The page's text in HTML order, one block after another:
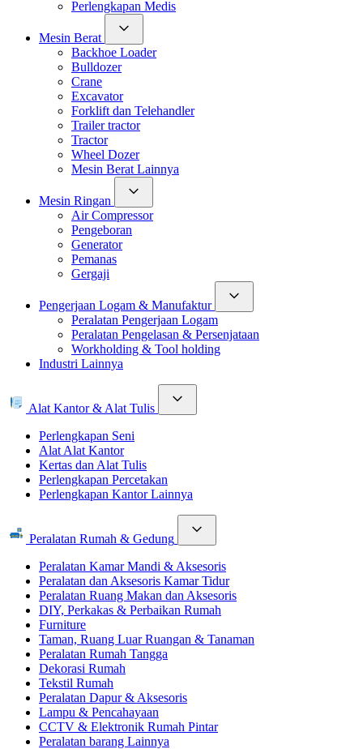
Perlengkapan Medis
Mesin Berat
Backhoe Loader
Bulldozer
Crane
Excavator
Forklift dan Telehandler
Trailer tractor
Tractor
Wheel Dozer
Mesin Berat Lainnya
Mesin Ringan
Air Compressor
Pengeboran
Generator
Pemanas
Gergaji
Pengerjaan Logam & Manufaktur
Peralatan Pengerjaan Logam
Peralatan Pengelasan & Persenjataan
Workholding & Tool holding
Industri Lainnya
Alat Kantor & Alat Tulis
Perlengkapan Seni
Alat Alat Kantor
Kertas dan Alat Tulis
Perlengkapan Percetakan
Perlengkapan Kantor Lainnya
Peralatan Rumah & Gedung
Peralatan Kamar Mandi & Aksesoris
Peralatan dan Aksesoris Kamar Tidur
Peralatan Ruang Makan dan Aksesoris
DIY, Perkakas & Perbaikan Rumah
Furniture
Taman, Ruang Luar Ruangan & Tanaman
Peralatan Rumah Tangga
Dekorasi Rumah
Tekstil Rumah
Peralatan Dapur & Aksesoris
Lampu & Pencahayaan
CCTV & Elektronik Rumah Pintar
Peralatan barang Lainnya